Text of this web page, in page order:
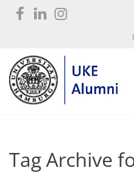
Tag Archive